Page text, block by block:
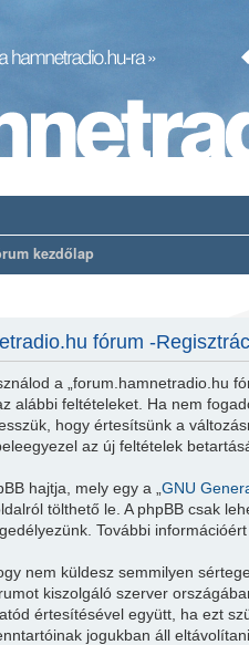
kezdőlap
fórum -
a „forum.hamnetradio.hu
alábbi feltételeket. Ha nem
hogy értesítsünk a
az új feltételek
hajtja, mely egy a „GNU
tölthető le. A phpBB csak
További
nem küldesz semmilyen
kiszolgáló szerver
értesítésével együtt, ha ezt
jogukban áll